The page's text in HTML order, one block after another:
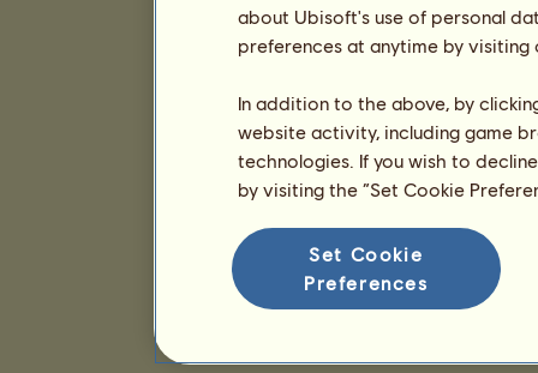
about Ubisoft's use of personal
preferences at anytime by
In addition to the above, by
website activity, including game
technologies. If you wish to
by visiting the “Set Cookie
Set Cookie
Preferences